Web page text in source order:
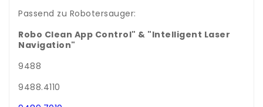
Passend zu Robotersauger:
Robo Clean App Control" & "Intelligent Laser
Navigation"
9488
9488.4110